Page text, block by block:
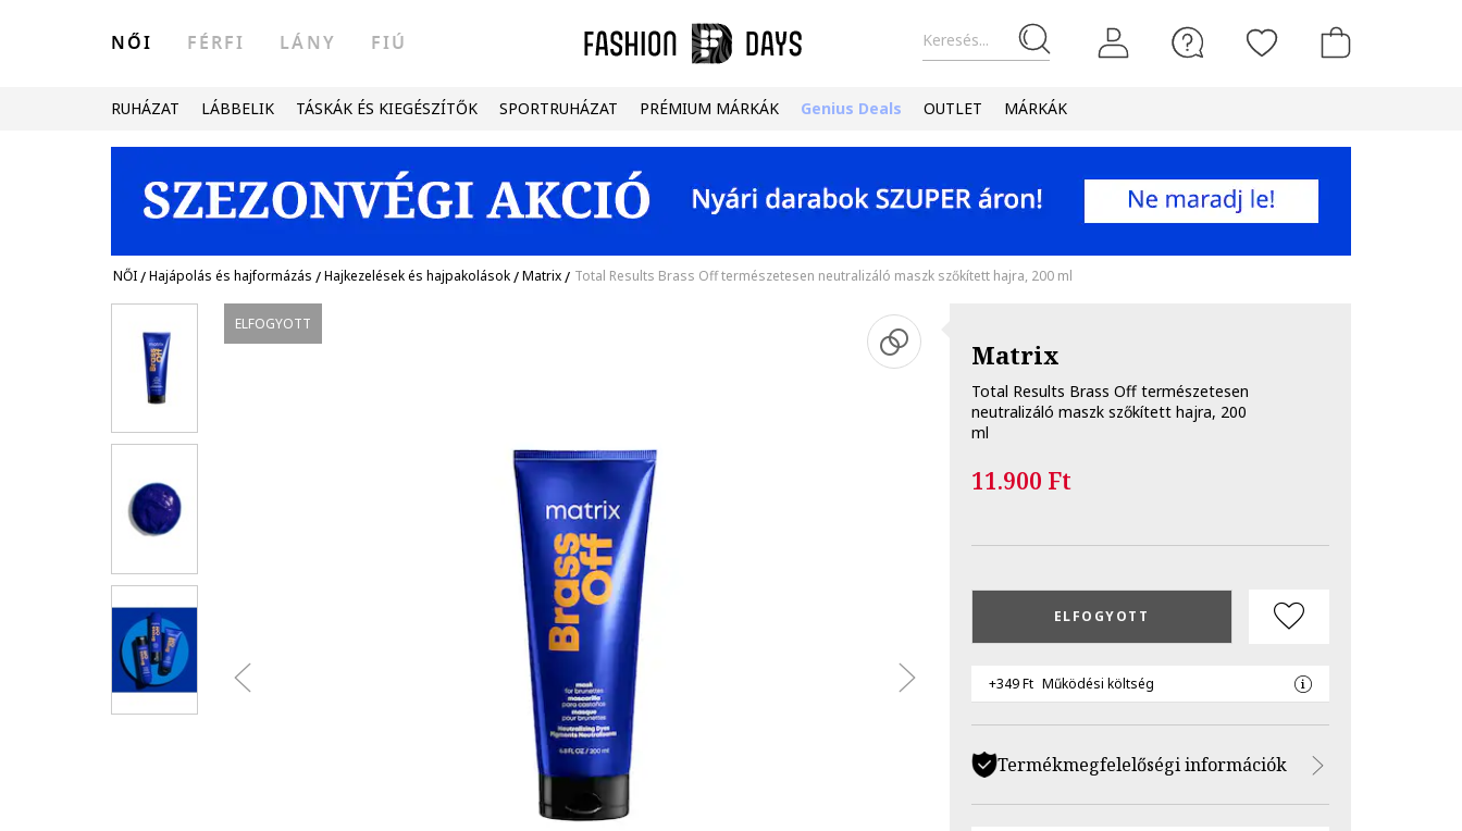
Keresés...
NŐI FÉRFI LÁNY FIÚ
RUHÁZAT LÁBBELIK TÁSKÁK ÉS KIEGÉSZÍTŐK SPORTRUHÁZAT PRÉMIUM MÁRKÁK Genius Deals OUTLET MÁRKÁK
NŐI/Hajápolás és hajformázás /Hajkezelések és hajpakolások/Matrix/ Total Results Brass Off természetesen neutralizáló maszk szőkített hajra, 200 ml
ELFOGYOTT
Matrix
Total Results Brass Off természetesen
neutralizáló maszk szőkített hajra, 200
ml
11.900 Ft
ELFOGYOTT
+349 Ft Működési költség
Termékmegfelelőségi információk